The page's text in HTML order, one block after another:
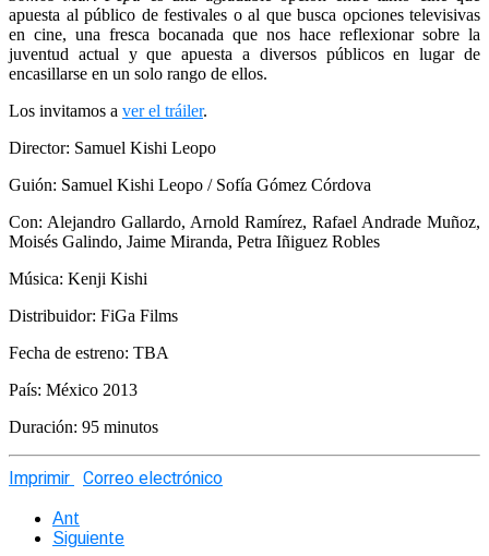
apuesta al público de festivales o al que busca opciones televisivas
en cine, una fresca bocanada que nos hace reflexionar sobre la
juventud actual y que apuesta a diversos públicos en lugar de
encasillarse en un solo rango de ellos.
Los invitamos a ver el tráiler.
Director: Samuel Kishi Leopo
Guión: Samuel Kishi Leopo / Sofía Gómez Córdova
Con: Alejandro Gallardo, Arnold Ramírez, Rafael Andrade Muñoz,
Moisés Galindo, Jaime Miranda, Petra Iñiguez Robles
Música: Kenji Kishi
Distribuidor: FiGa Films
Fecha de estreno: TBA
País: México 2013
Duración: 95 minutos
Imprimir Correo electrónico
Ant
Siguiente